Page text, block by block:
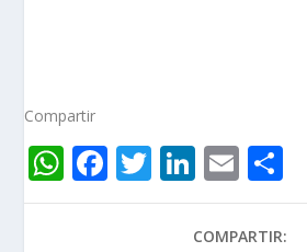
Compartir
W
h
F
ac
T
w
Li
n
k
E
m
ai
o
m
COMPARTIR: